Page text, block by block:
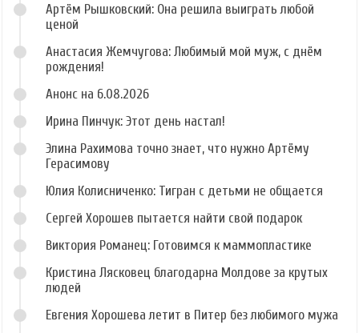
Артём Рышковский: Она решила выиграть любой
ценой
Анастасия Жемчугова: Любимый мой муж, с днём
рождения!
Анонс на 6.08.2026
Ирина Пинчук: Этот день настал!
Элина Рахимова точно знает, что нужно Артёму
Герасимову
Юлия Колисниченко: Тигран с детьми не общается
Сергей Хорошев пытается найти свой подарок
Виктория Романец: Готовимся к маммопластике
Кристина Лясковец благодарна Молдове за крутых
людей
Евгения Хорошева летит в Питер без любимого мужа